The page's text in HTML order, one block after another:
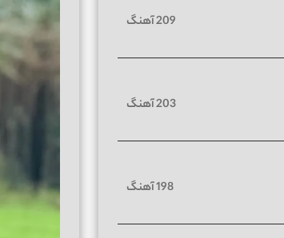
209 آهنگ
203 آهنگ
198 آهنگ